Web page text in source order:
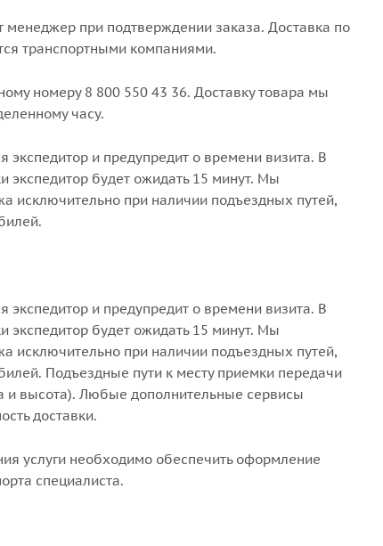
менеджер при подтверждении заказа. Доставка по
транспортными компаниями.
номеру 8 800 550 43 36. Доставку товара мы
часу.
и предупредит о времени визита. В
экспедитор будет ожидать 15 минут. Мы
исключительно при наличии подъездных путей,
и предупредит о времени визита. В
экспедитор будет ожидать 15 минут. Мы
исключительно при наличии подъездных путей,
Подъездные пути к месту приемки передачи
высота). Любые дополнительные сервисы
доставки.
услуги необходимо обеспечить оформление
специалиста.